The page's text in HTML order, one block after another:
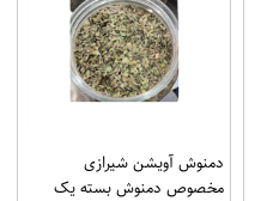
دمنوش آویشن شیرازی
مخصوص دمنوش بسته یک